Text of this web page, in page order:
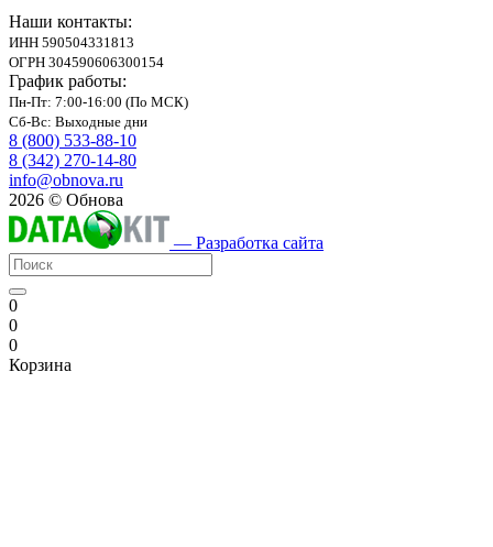
Наши контакты:
ИНН 590504331813
ОГРН 304590606300154
График работы:
Пн-Пт: 7:00-16:00 (По МСК)
Сб-Вс: Выходные дни
8 (800) 533-88-10
8 (342) 270-14-80
info@obnova.ru
2026 © Обнова
— Разработка сайта
0
0
0
Корзина